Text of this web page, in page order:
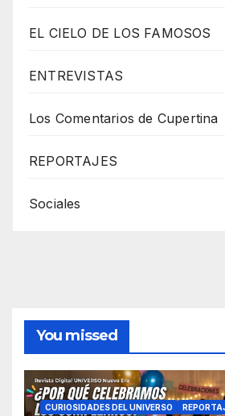
EL CIELO DE LOS FAMOSOS
ENTREVISTAS
Los Comentarios de Cupertina
REPORTAJES
Sociales
You missed
CURIOSIDADES DEL UNIVERSO